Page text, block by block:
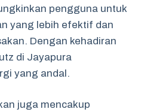
pengguna untuk
yang lebih efektif dan
Dengan kehadiran
di Jayapura
yang andal.
juga mencakup